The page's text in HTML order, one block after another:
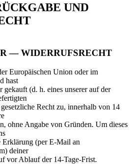
UND
— WIDERRUFSRECHT
Europäischen Union oder im
hast
gekauft (d. h. eines unserer auf der
Recht zu, innerhalb von 14
ohne Angabe von Gründen. Um dieses
Erklärung (per E-Mail an
deiner
vor Ablauf der 14-Tage-Frist.